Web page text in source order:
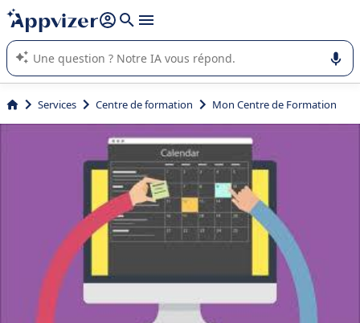
répondre (plusieurs lignes avec
L'IA de Appvizer vous guide dans l'utilisation ou la sélection de
logiciel SaaS en entreprise.
Services Centre de formation Mon Centre de Formation